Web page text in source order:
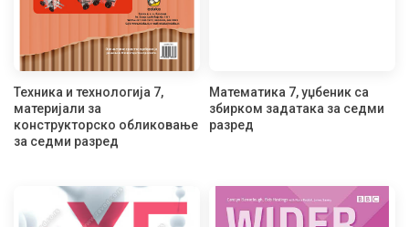
Техника и технологија 7,
материјали за
конструкторско обликовање
за седми разред
Математика 7, уџбеник са
збирком задатака за седми
разред